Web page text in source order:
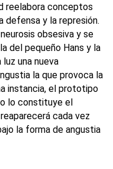
reelabora conceptos
defensa y la represión.
obsesiva y se
del pequeño Hans y la
una nueva
la que provoca la
instancia, el prototipo
lo constituye el
cada vez
la forma de angustia